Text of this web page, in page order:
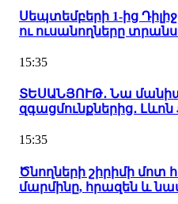
Սեպտեմբերի 1-ից
ու ուսանողները
15:35
ՏԵՍԱՆՅՈՒԹ․ Նա
զգացմունքներից․
15:35
Ծնողների շիրիմի մոտ
մարմինը, հրազեն և